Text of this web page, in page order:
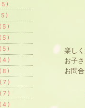
楽し
お子
お問
)
)
5 )
5 )
5 )
4 )
8 )
7 )
7 )
4 )